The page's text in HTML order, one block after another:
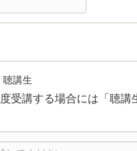
聴講生
受講する場合には「聴講